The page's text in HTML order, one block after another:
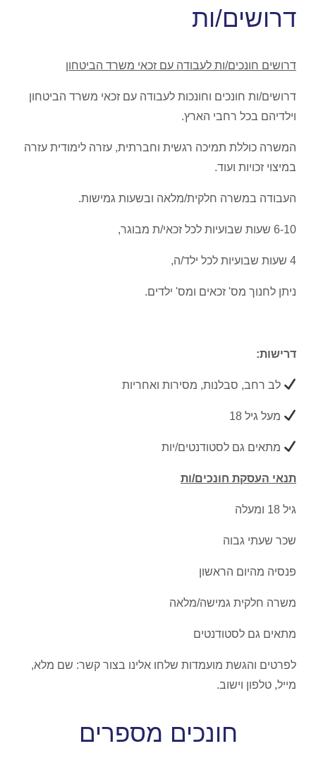
דרושים/ות
דרושים חונכים/ות לעבודה עם זכאי משרד הביטחון
דרושים/ות חונכים וחונכות לעבודה עם זכאי משרד הביטחון
וילדיהם בכל רחבי הארץ.
המשרה כוללת תמיכה רגשית וחברתית, עזרה לימודית עזרה
במיצוי זכויות ועוד.
העבודה במשרה חלקית/מלאה ובשעות גמישות.
6-10 שעות שבועיות לכל זכאי/ת מבוגר,
4 שעות שבועיות לכל ילד/ה,
ניתן לחנוך מס' זכאים ומס' ילדים.
דרישות:
לב רחב, סבלנות, מסירות ואחריות
מעל גיל 18
מתאים גם לסטודנטים/יות
תנאי העסקת חונכים/ות
גיל 18 ומעלה
שכר שעתי גבוה
פנסיה מהיום הראשון
משרה חלקית גמישה/מלאה
מתאים גם לסטודנטים
לפרטים והגשת מועמדות שלחו אלינו בצור קשר: שם מלא,
מייל, טלפון וישוב.
חונכים מספרים